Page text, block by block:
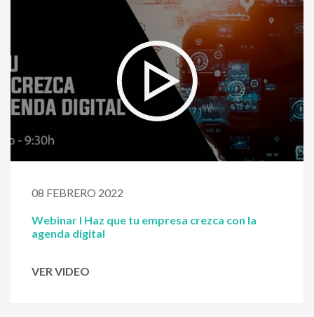
08 FEBRERO 2022
Webinar I Haz que tu empresa crezca con la
agenda digital
VER VIDEO